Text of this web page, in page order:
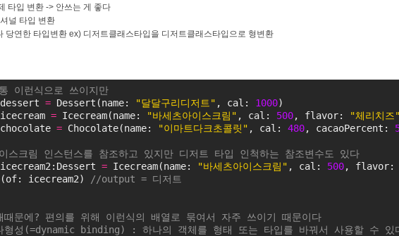
타입 변환 -> 안쓰는 게 좋다
널 타입 변환
당연한 타입변환 ex) 디저트클래스타입을 디저트클래스타입으로 형변환
이런식으로 쓰이지만
dessert = Dessert(name: "달달구리디저트" , cal: 1000)
icecream = Icecream(name: "바세츠아이스크림" , cal: 500, flavor: "체리치즈"
chocolate = Chocolate(name: "이마트다크초콜릿" , cal: 480, cacaoPercent:
스크림 인스턴스를 참조하고 있지만 디저트 타입 인척하는 참조변수도 있다
icecream2:Dessert = Icecream(name: "바세츠아이스크림" , cal: 500, flavor:
icecream2)
//output = 디저트
문에? 편의를 위해 이런식의 배열로 묶여서 자주 쓰이기 때문이다
성(=dynamic binding) : 하나의 객체를 형태 또는 타입를 바꿔서 사용할 수 있